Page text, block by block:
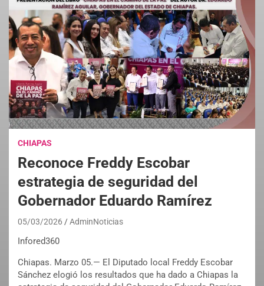
CHIAPAS
Reconoce Freddy Escobar
estrategia de seguridad del
Gobernador Eduardo Ramírez
05/03/2026 AdminNoticias
Infored360
Chiapas. Marzo 05.— El Diputado local Freddy Escobar
Sánchez elogió los resultados que ha dado a Chiapas la